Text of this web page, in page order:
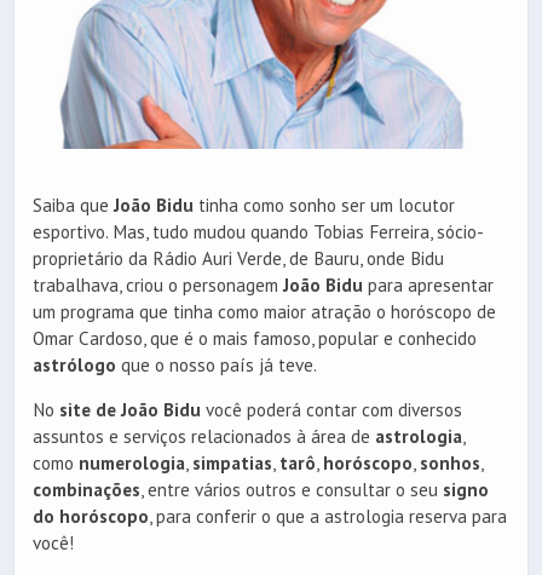
Saiba queJoão Bidu tinha como sonho ser um locutor
esportivo. Mas, tudo mudou quando Tobias Ferreira, sócio-
proprietário da Rádio Auri Verde, de Bauru, onde Bidu
trabalhava, criou o personagemJoão Bidu para apresentar
um programa que tinha como maior atração o horóscopo de
Omar Cardoso, que é o mais famoso, popular e conhecido
astrólogo que o nosso país já teve.
No site de João Bidu você poderá contar com diversos
assuntos e serviços relacionados à área de astrologia,
como numerologia, simpatias, tarô, horóscopo, sonhos,
combinações, entre vários outros e consultar o seu signo
do horóscopo, para conferir o que a astrologia reserva para
você!